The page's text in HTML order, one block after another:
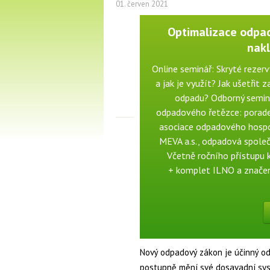
01. červen 2021
Optimalizace
Online seminář: Skryté
a jak je využít? Jak ušetřit
odpadu? Odborný
odpadového řetězce:
asociace odpadového
MEVA a.s., odpadová
Včetně ročního přístupu
+ komplet ILNO a
Nový odpadový zákon je účinný
postupně mění své dosavadní